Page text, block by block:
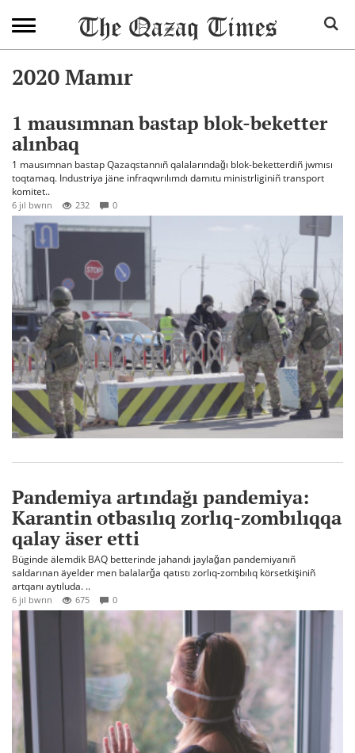
2020 Mamır
1 mausımnan bastap blok-beketter
alınbaq
1 mausımnan bastap Qazaqstannıñ qalalarındağı blok-beketterdiñ jwmısı
toqtamaq. Industriya jäne infraqwrılımdı damıtu ministrliginiñ transport
komitet..
6 jıl bwrın 232 0
Pandemiya artındağı pandemiya:
Karantin otbasılıq zorlıq-zombılıqqa
qalay äser etti
Büginde älemdik BAQ betterinde jahandı jaylağan pandemiyanıñ
saldarınan äyelder men balalarğa qatıstı zorlıq-zombılıq körsetkişiniñ
artqanı aytıluda. ..
6 jıl bwrın 675 0